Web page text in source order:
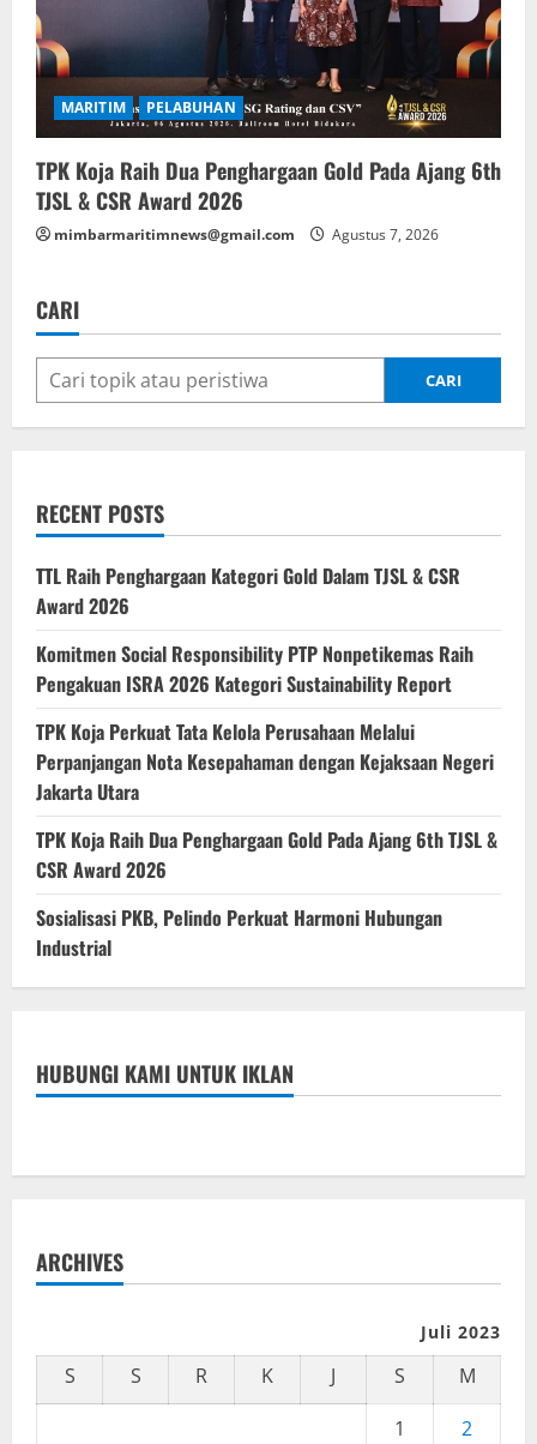
MARITIM PELABUHAN
TPK Koja Raih Dua Penghargaan Gold Pada Ajang 6th
TJSL & CSR Award 2026
mimbarmaritimnews@gmail.com Agustus 7, 2026
CARI
CARI
RECENT POSTS
TTL Raih Penghargaan Kategori Gold Dalam TJSL & CSR
Award 2026
Komitmen Social Responsibility PTP Nonpetikemas Raih
Pengakuan ISRA 2026 Kategori Sustainability Report
TPK Koja Perkuat Tata Kelola Perusahaan Melalui
Perpanjangan Nota Kesepahaman dengan Kejaksaan Negeri
Jakarta Utara
TPK Koja Raih Dua Penghargaan Gold Pada Ajang 6th TJSL &
CSR Award 2026
Sosialisasi PKB, Pelindo Perkuat Harmoni Hubungan
Industrial
HUBUNGI KAMI UNTUK IKLAN
ARCHIVES
Juli 2023
S S R K J S
M
1
2